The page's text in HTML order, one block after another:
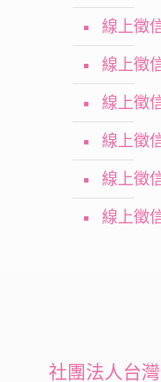
線上徵
線上徵
線上徵
線上徵
線上徵
線上徵
社團法人台